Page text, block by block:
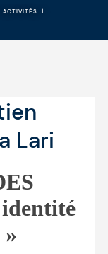
ACTIVITÉS |
Lari
»